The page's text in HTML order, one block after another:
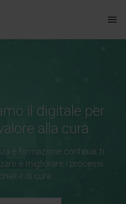
il digitale per
alla cura
e formazione continua: ti
e migliorare i processi
e di cura.